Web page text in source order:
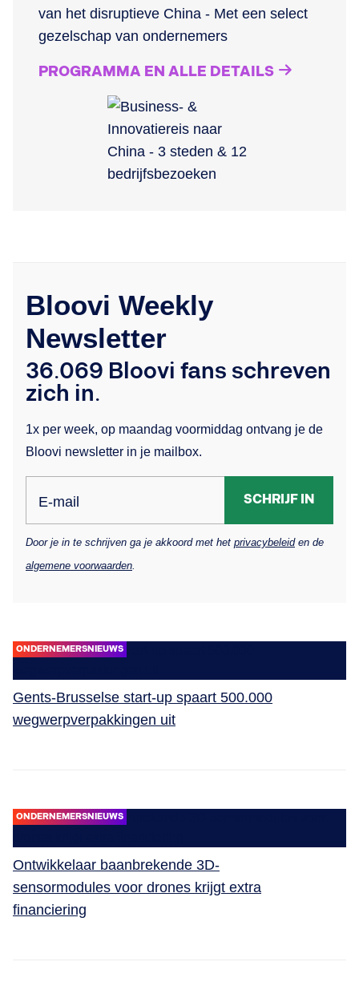
van het disruptieve China - Met een select
gezelschap van ondernemers
PROGRAMMA EN ALLE DETAILS
Bloovi Weekly
Newsletter
36.069 Bloovi fans schreven
zich in.
1x per week, op maandag voormiddag ontvang je de
Bloovi newsletter in je mailbox.
E-mail SCHRIJF IN
Door je in te schrijven ga je akkoord met het privacybeleiden de
algemene voorwaarden
ONDERNEMERSNIEUWS
Gents-Brusselse start-up spaart 500.000
wegwerpverpakkingen uit
ONDERNEMERSNIEUWS
Ontwikkelaar baanbrekende 3D-
sensormodules voor drones krijgt extra
financiering